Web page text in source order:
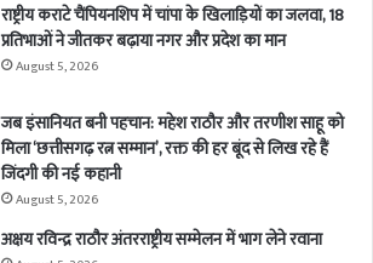
राष्ट्रीय कराटे चैंपियनशिप में चांपा के खिलाड़ियों का जलवा, 18
प्रतिभाओं ने जीतकर बढ़ाया नगर और प्रदेश का मान
August 5, 2026
जब इंसानियत बनी पहचान: महेश राठौर और तरणीश साहू को
मिला ‘छत्तीसगढ़ रत्न सम्मान’, रक्त की हर बूंद से लिख रहे हैं
जिंदगी की नई कहानी
August 5, 2026
अक्षय रविन्द्र राठौर अंतरराष्ट्रीय सम्मेलन में भाग लेने रवाना